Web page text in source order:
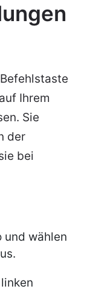
Ihrem
Sie
der
bei
und wählen